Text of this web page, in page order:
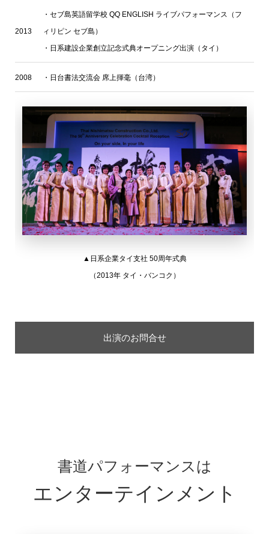
2013
・ セブ島英語留学校 QQ ENGLISH ライブパフォーマンス（フ
ィリピン セブ島）
・日系建設企業創立記念式典オープニング出演（タイ）
2008 ・日台書法交流会 席上揮毫（台湾）
▲日系企業タイ支社 50周年式典
（2013年 タイ・バンコク）
出演のお問合せ
書道パフォーマンスは
エンターテインメント